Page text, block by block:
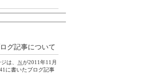
グ記事について
は、 Ｎが2011年11月
に書いたブログ記事